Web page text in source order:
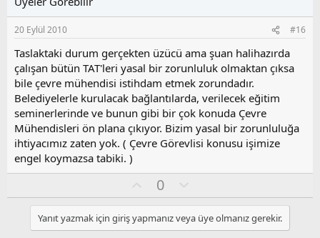
s
u
z
o
y
l
a
20 Eylül 2010 #16
Taslaktaki durum gerçekten üzücü ama şuan halihazırda
çalışan bütün TAT'leri yasal bir zorunluluk olmaktan çıksa
bile çevre mühendisi istihdam etmek zorundadır.
Belediyelerle kurulacak bağlantılarda, verilecek eğitim
seminerlerinde ve bunun gibi bir çok konuda Çevre
Mühendisleri ön plana çıkıyor. Bizim yasal bir zorunluluğa
ihtiyacımız zaten yok. ( Çevre Görevlisi konusu işimize
engel koymazsa tabiki. )
y
l
a
0
l
u
m
Yanıt yazmak için giriş yapmanız veya üye olmanız gerekir.